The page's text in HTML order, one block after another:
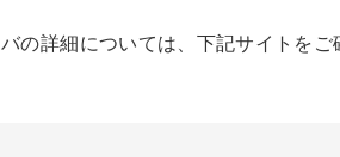
の詳細については、下記サイトをご